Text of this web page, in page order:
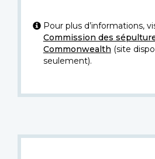
Pour plus d’informations,
Commission des
Commonwealth (site
seulement).